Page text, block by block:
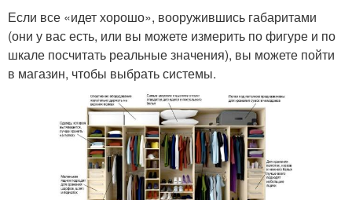
Если все «идет хорошо», вооружившись габаритами
(они у вас есть, или вы можете измерить по фигуре и по
шкале посчитать реальные значения), вы можете пойти
в магазин, чтобы выбрать системы.